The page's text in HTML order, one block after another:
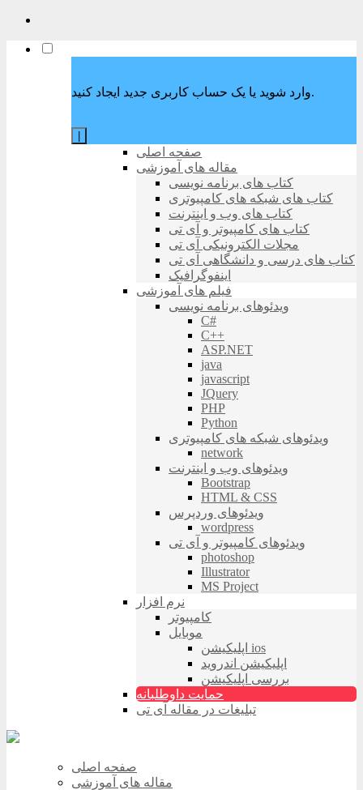
وارد شوید یا یک حساب کاربری جدید ایجاد کنید.
صفحه اصلی
مقاله های آموزشی
کتاب های برنامه نویسی
کتاب های شبکه های کامپیوتری
کتاب های وب و اینترنت
کتاب های کامپیوتر و آی تی
مجلات الکترونیکی آی تی
کتاب های درسی و دانشگاهی آی تی
اینفوگرافیک
فیلم های آموزشی
ویدئوهای برنامه نویسی
C#
C++
ASP.NET
java
javascript
JQuery
PHP
Python
ویدئوهای شبکه های کامپیوتری
network
ویدئوهای وب و اینترنت
Bootstrap
HTML & CSS
ویدئوهای وردپرس
wordpress
ویدئوهای کامپیوتر و آی تی
photoshop
Illustrator
MS Project
نرم افزار
کامپیوتر
موبایل
اپلیکیشن ios
اپلیکیشن اندروید
بررسی اپلیکیشن
حمایت داوطلبانه
تبلیغات در مقاله آی تی
صفحه اصلی
مقاله های آموزشی